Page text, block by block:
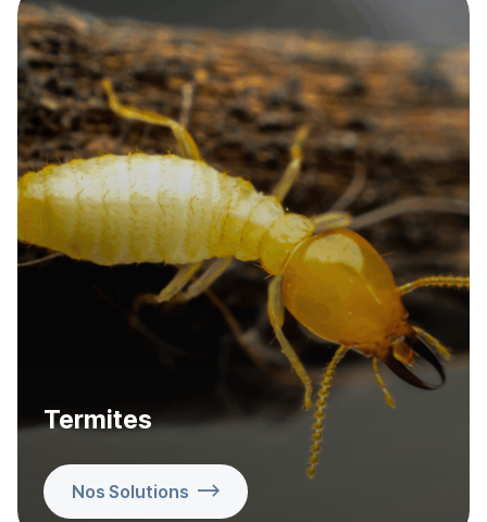
Termites
Nos Solutions